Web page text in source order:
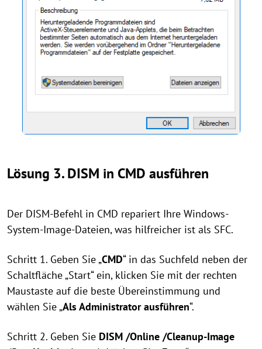
Lösung 3. DISM in CMD ausführen
Der DISM-Befehl in CMD repariert Ihre Windows-
System-Image-Dateien, was hilfreicher ist als SFC.
Schritt 1. Geben Sie „CMD“ in das Suchfeld neben der
Schaltfläche „Start“ ein, klicken Sie mit der rechten
Maustaste auf die beste Übereinstimmung und
wählen Sie „Als Administrator ausführen“.
Schritt 2. Geben Sie DISM /Online /Cleanup-Image